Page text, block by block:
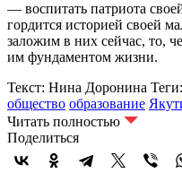
— воспитать патриота
гордится историей своей
заложим в них сейчас, то,
им фундаментом жизни.
Текст: Нина Доронина Теги:
общество образование
Читать полностью
Поделиться